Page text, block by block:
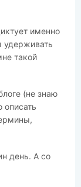
именно
удерживать
такой
(не знаю
описать
день. А со